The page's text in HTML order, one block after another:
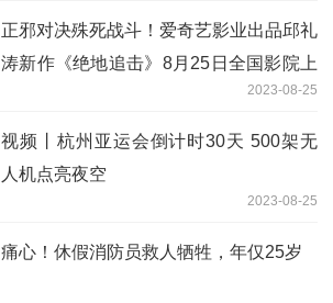
正邪对决殊死战斗！爱奇艺影业出品邱礼
涛新作《绝地追击》8月25日全国影院上
2023-08-25
视频丨杭州亚运会倒计时30天 500架无
人机点亮夜空
2023-08-25
痛心！休假消防员救人牺牲，年仅25岁